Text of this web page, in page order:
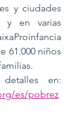
y ciudades
y en varias
61.000 niños
es/pobrez